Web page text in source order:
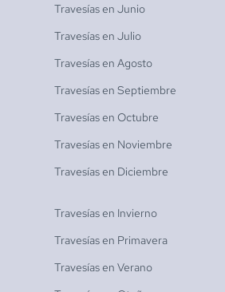
Travesías en Junio
Travesías en Julio
Travesías en Agosto
Travesías en Septiembre
Travesías en Octubre
Travesías en Noviembre
Travesías en Diciembre
Travesías en Invierno
Travesías en Primavera
Travesías en Verano